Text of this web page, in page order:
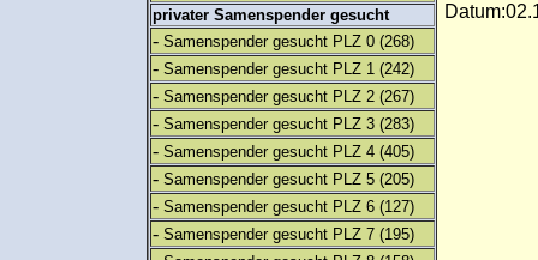
privater Samenspender gesucht
- Samenspender gesucht PLZ 0 (268)
- Samenspender gesucht PLZ 1 (242)
- Samenspender gesucht PLZ 2 (267)
- Samenspender gesucht PLZ 3 (283)
- Samenspender gesucht PLZ 4 (405)
- Samenspender gesucht PLZ 5 (205)
- Samenspender gesucht PLZ 6 (127)
- Samenspender gesucht PLZ 7 (195)